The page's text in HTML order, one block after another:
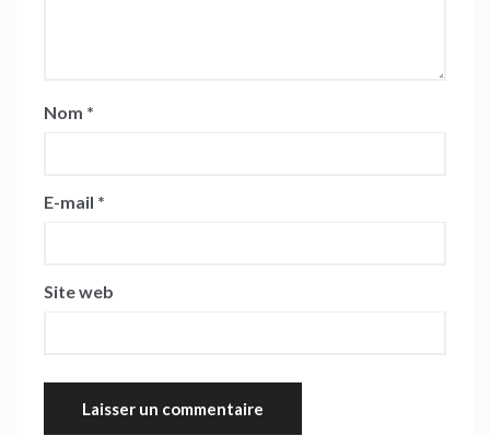
Nom *
E-mail *
Site web